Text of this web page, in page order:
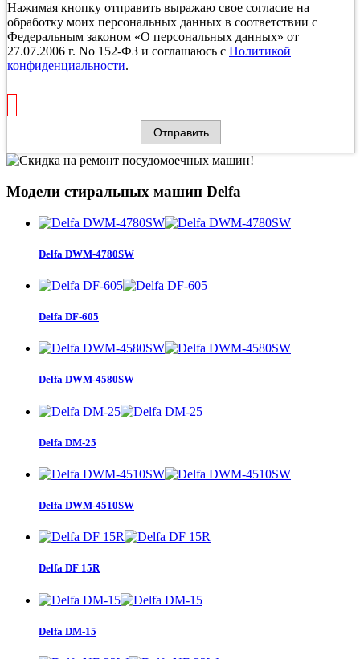
Нажимая кнопку отправить выражаю свое согласие на
обработку моих персональных данных в соответствии с
Федеральным законом «О персональных данных» от
27.07.2006 г. No 152-ФЗ и соглашаюсь с Политикой
конфиденциальности.
Модели стиральных машин Delfa
Delfa DWM-4780SW
Delfa DF-605
Delfa DWM-4580SW
Delfa DM-25
Delfa DWM-4510SW
Delfa DF 15R
Delfa DM-15